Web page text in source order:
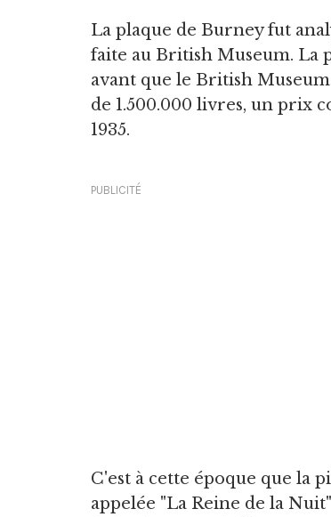
La plaque de Burney fut
faite au British Museum. La
avant que le British
de 1.500.000 livres, un prix
1935.
PUBLICITÉ
C'est à cette époque que la
appelée "La Reine de la